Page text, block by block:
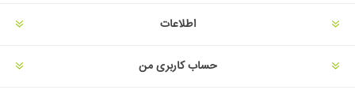
اطلاعات
حساب کاربری من